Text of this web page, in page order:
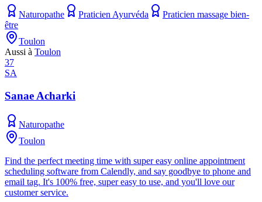
Naturopathe Praticien Ayurvéda
Praticien massage bien-
être
Toulon
Aussi à Toulon
37
SA
Sanae Acharki
Naturopathe
Toulon
Find the perfect meeting time with super easy online appointment
scheduling software from Calendly, and say goodbye to phone and
email tag. It's 100% free, super easy to use, and you'll love our
customer service.